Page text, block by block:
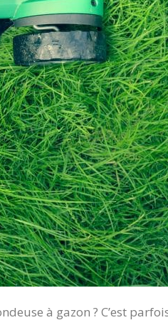
à gazon ? C’est